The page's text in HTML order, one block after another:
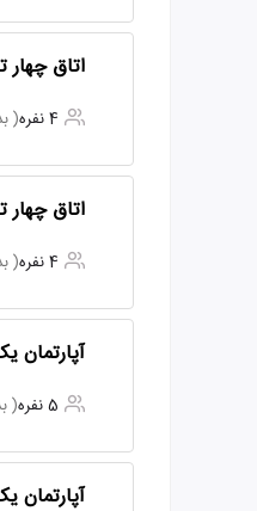
اتاق چهار
4 نفره (
اتاق چهار
4 نفره (
آپارتمان
5 نفره (
آپارتمان